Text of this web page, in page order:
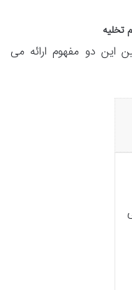
این دو مفهوم ارائه می